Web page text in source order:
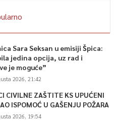
Sara Seksan u emisiji Špica:
jedina opcija, uz rad i
je moguće”
2026, 21:42
CIVILNE ZAŠTITE KS UPUĆENI
ISPOMOĆ U GAŠENJU POŽARA
2026, 19:54